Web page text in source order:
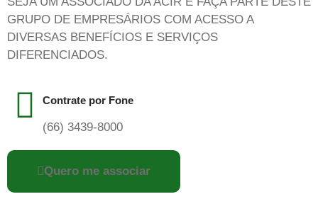
GRUPO DE EMPRESÁRIOS COM ACESSO A
DIVERSAS BENEFÍCIOS E SERVIÇOS
DIFERENCIADOS.
Contrate por Fone
(66) 3439-8000
Quero me associar